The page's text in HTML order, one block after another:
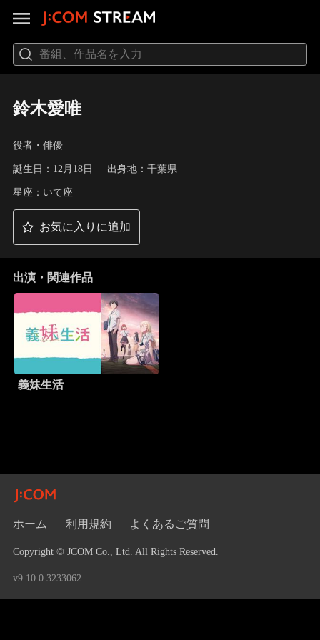
鈴木愛唯
役者・俳優
誕生日：12月18日 出身地：千葉県
星座：いて座
お気に入りに追加
出演・関連作品
義妹生活
ホーム 利用規約 よくあるご質問
Copyright © JCOM Co., Ltd. All Rights Reserved.
v9.10.0.3233062